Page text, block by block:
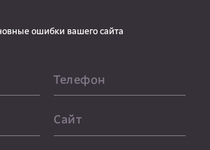
ошибки вашего сайта
Телефон
Сайт